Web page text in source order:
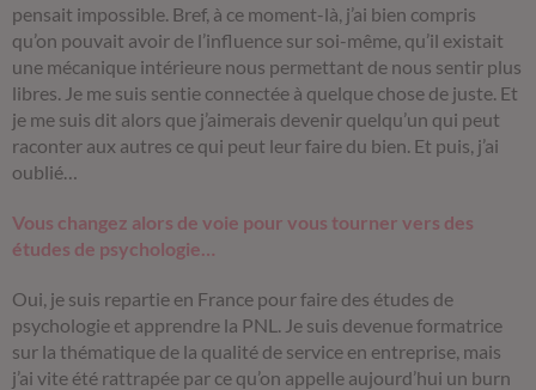
pensait impossible. Bref, à ce moment-là, j’ai bien compris
qu’on pouvait avoir de l’influence sur soi-même, qu’il existait
une mécanique intérieure nous permettant de nous sentir plus
libres. Je me suis sentie connectée à quelque chose de juste. Et
je me suis dit alors que j’aimerais devenir quelqu’un qui peut
raconter aux autres ce qui peut leur faire du bien. Et puis, j’ai
oublié…
Vous changez alors de voie pour vous tourner vers des
études de psychologie…
Oui, je suis repartie en France pour faire des études de
psychologie et apprendre la PNL. Je suis devenue formatrice
sur la thématique de la qualité de service en entreprise, mais
j’ai vite été rattrapée par ce qu’on appelle aujourd’hui un burn